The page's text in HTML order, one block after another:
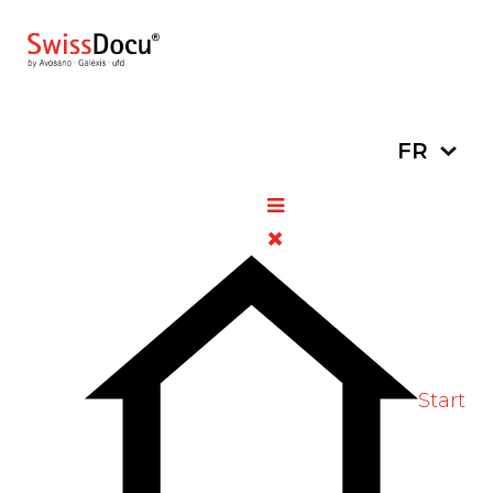
FR
Start
Spiriva 18 mcg capsules pour
Retraits de
lots
Vote Label